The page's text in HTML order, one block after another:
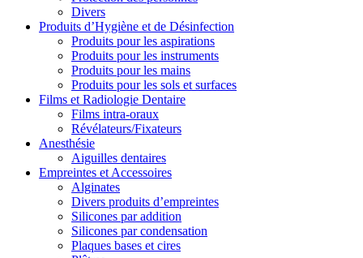
Divers
Produits d’Hygiène et de Désinfection
Produits pour les aspirations
Produits pour les instruments
Produits pour les mains
Produits pour les sols et surfaces
Films et Radiologie Dentaire
Films intra-oraux
Révélateurs/Fixateurs
Anesthésie
Aiguilles dentaires
Empreintes et Accessoires
Alginates
Divers produits d’empreintes
Silicones par addition
Silicones par condensation
Plaques bases et cires